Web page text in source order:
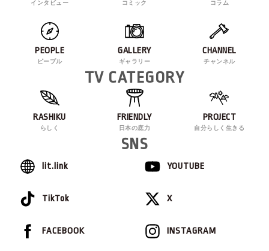
インタビュー コミック コラム
PEOPLE
ピープル
GALLERY
ギャラリー
CHANNEL
チャンネル
TV CATEGORY
RASHIKU
らしく
FRIENDLY
日本の底力
PROJECT
自分らしく生きる
SNS
lit.link YOUTUBE
TikTok X
INSTAGRAM
FACEBOOK